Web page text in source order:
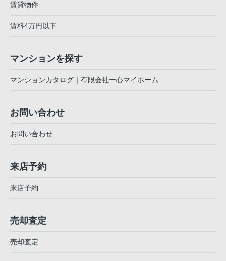
賃貸物件
賃料4万円以下
マンションを探す
マンションカタログ｜有限会社一心マイホーム
お問い合わせ
お問い合わせ
来店予約
来店予約
売却査定
売却査定